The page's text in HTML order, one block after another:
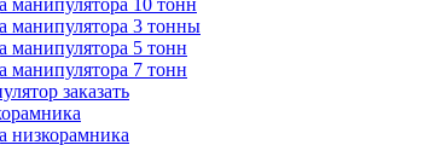
манипулятора 10 тонн
манипулятора 3 тонны
манипулятора 5 тонн
манипулятора 7 тонн
заказать
низкорамника